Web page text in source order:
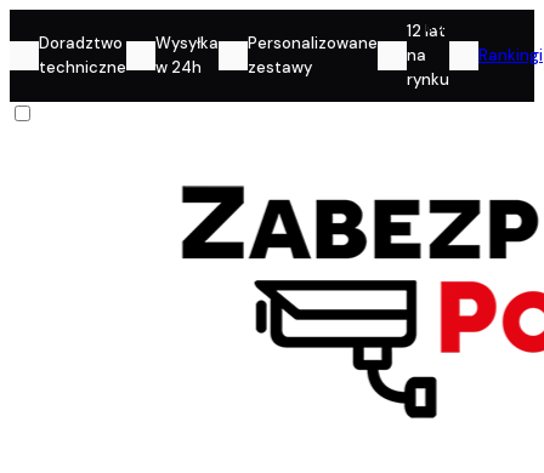
Doradztwo
techniczne
Wysyłka
w 24h
Personalizowane
zestawy
12 lat
na
rynku
Rankingi
Konto